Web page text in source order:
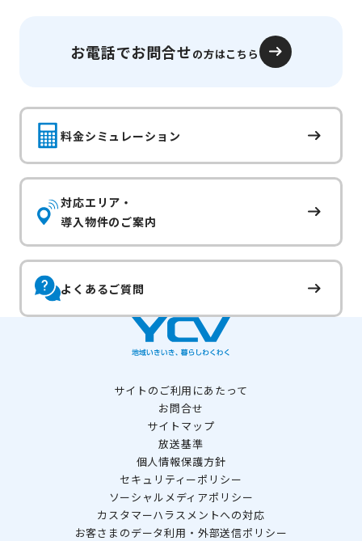
お電話でお問合せの方はこちら
料金シミュレーション
対応エリア・
導入物件のご案内
よくあるご質問
サイトのご利用にあたって
お問合せ
サイトマップ
放送基準
個人情報保護方針
セキュリティーポリシー
ソーシャルメディアポリシー
カスタマーハラスメントへの対応
お客さまのデータ利用・外部送信ポリシー